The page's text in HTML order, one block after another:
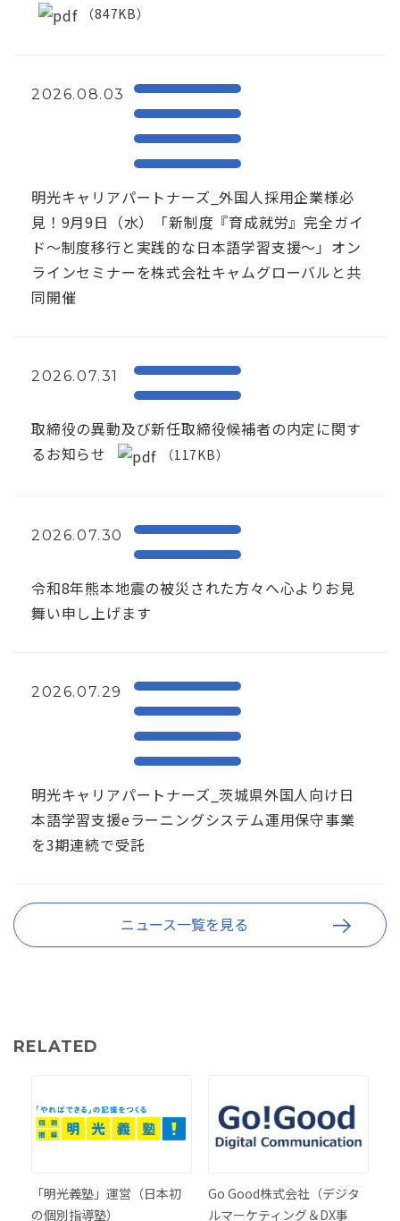
（847KB）
2026.08.03
明光キャリアパートナーズ_外国人採用企業様必
見！9月9日（水）「新制度『育成就労』完全ガイ
ド～制度移行と実践的な日本語学習支援～」オン
ラインセミナーを株式会社キャムグローバルと共
同開催
2026.07.31
取締役の異動及び新任取締役候補者の内定に関す
るお知らせ
（117KB）
2026.07.30
令和8年熊本地震の被災された方々へ心よりお見
舞い申し上げます
2026.07.29
明光キャリアパートナーズ_茨城県外国人向け日
本語学習支援eラーニングシステム運用保守事業
を3期連続で受託
ニュース一覧を見る
RELATED
「明光義塾」運営（日本初
の個別指導塾）
Go Good株式会社（デジタ
ルマーケティング＆DX事